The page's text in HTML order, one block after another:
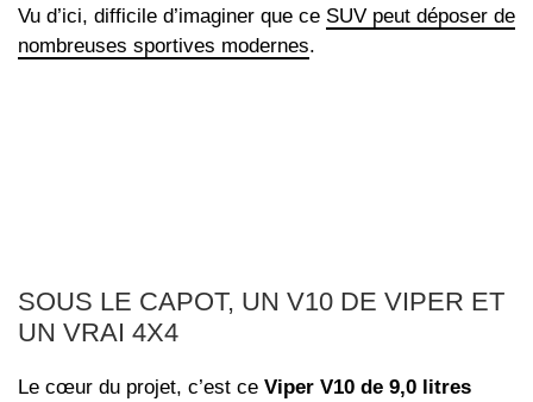
Vu d’ici, difficile d’imaginer que ce SUV peut déposer de
nombreuses sportives modernes.
SOUS LE CAPOT, UN V10 DE VIPER ET
UN VRAI 4X4
Le cœur du projet, c’est ce Viper V10 de 9,0 litres